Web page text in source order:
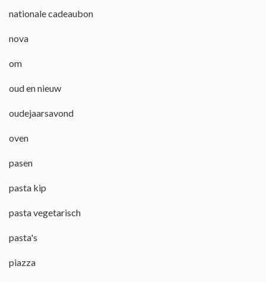
nationale cadeaubon
nova
om
oud en nieuw
oudejaarsavond
oven
pasen
pasta kip
pasta vegetarisch
pasta's
piazza